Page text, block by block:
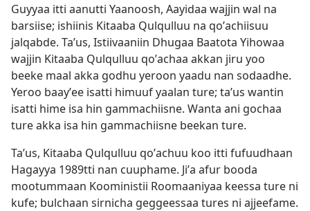
Guyyaa itti aanutti Yaanoosh, Aayidaa wajjin wal na
barsiise; ishiinis Kitaaba Qulqulluu na qoʼachiisuu
jalqabde. Taʼus, Istiivaaniin Dhugaa Baatota Yihowaa
wajjin Kitaaba Qulqulluu qoʼachaa akkan jiru yoo
beeke maal akka godhu yeroon yaadu nan sodaadhe.
Yeroo baayʼee isatti himuuf yaalan ture; taʼus wantin
isatti hime isa hin gammachiisne. Wanta ani gochaa
ture akka isa hin gammachiisne beekan ture.
Taʼus, Kitaaba Qulqulluu qoʼachuu koo itti fufuudhaan
Hagayya 1989​tti nan cuuphame. Jiʼa afur booda
mootummaan Kooministii Roomaaniyaa keessa ture ni
kufe; bulchaan sirnicha geggeessaa tures ni ajjeefame.